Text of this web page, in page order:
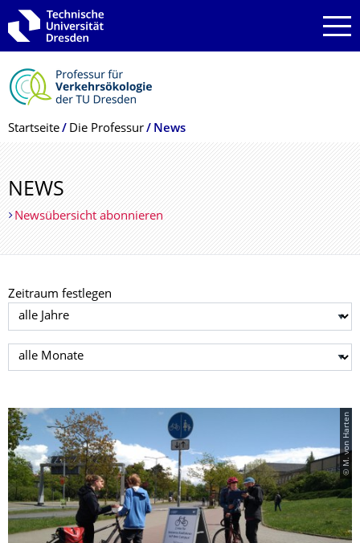
Zur Hauptnavigation springen
Zur Suche springen
Zum Inhalt springen
Breadcrumb-Menü
Startseite Die Professur News
NEWS
Newsübersicht abonnieren
Zeitraum festlegen
Jahr auswählen
Monat auswählen
© M. von Harten